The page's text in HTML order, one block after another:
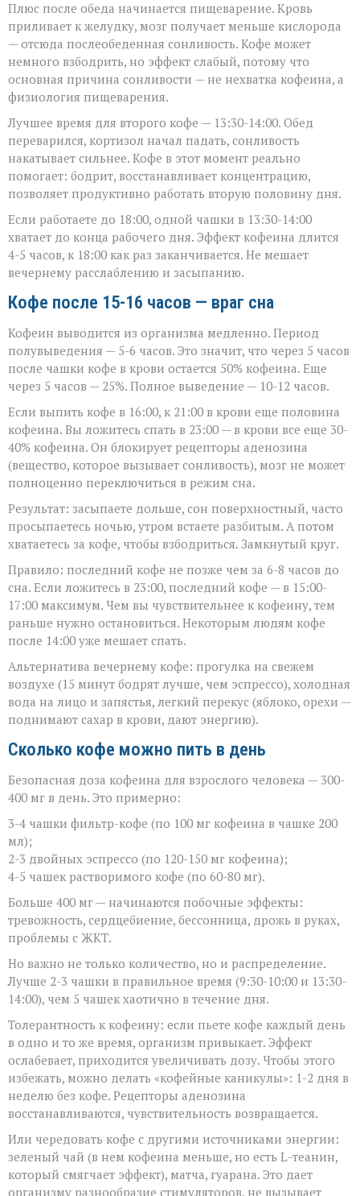
Плюс после обеда начинается пищеварение. Кровь
приливает к желудку, мозг получает меньше кислорода
— отсюда послеобеденная сонливость. Кофе может
немного взбодрить, но эффект слабый, потому что
основная причина сонливости — не нехватка кофеина, а
физиология пищеварения.
Лучшее время для второго кофе — 13:30-14:00. Обед
переварился, кортизол начал падать, сонливость
накатывает сильнее. Кофе в этот момент реально
помогает: бодрит, восстанавливает концентрацию,
позволяет продуктивно работать вторую половину дня.
Если работаете до 18:00, одной чашки в 13:30-14:00
хватает до конца рабочего дня. Эффект кофеина длится
4-5 часов, к 18:00 как раз заканчивается. Не мешает
вечернему расслаблению и засыпанию.
Кофе после 15-16 часов — враг сна
Кофеин выводится из организма медленно. Период
полувыведения — 5-6 часов. Это значит, что через 5 часов
после чашки кофе в крови остается 50% кофеина. Еще
через 5 часов — 25%. Полное выведение — 10-12 часов.
Если выпить кофе в 16:00, к 21:00 в крови еще половина
кофеина. Вы ложитесь спать в 23:00 — в крови все еще 30-
40% кофеина. Он блокирует рецепторы аденозина
(вещество, которое вызывает сонливость), мозг не может
полноценно переключиться в режим сна.
Результат: засыпаете дольше, сон поверхностный, часто
просыпаетесь ночью, утром встаете разбитым. А потом
хватаетесь за кофе, чтобы взбодриться. Замкнутый круг.
Правило: последний кофе не позже чем за 6-8 часов до
сна. Если ложитесь в 23:00, последний кофе — в 15:00-
17:00 максимум. Чем вы чувствительнее к кофеину, тем
раньше нужно остановиться. Некоторым людям кофе
после 14:00 уже мешает спать.
Альтернатива вечернему кофе: прогулка на свежем
воздухе (15 минут бодрят лучше, чем эспрессо), холодная
вода на лицо и запястья, легкий перекус (яблоко, орехи —
поднимают сахар в крови, дают энергию).
Сколько кофе можно пить в день
Безопасная доза кофеина для взрослого человека — 300-
400 мг в день. Это примерно:
3-4 чашки фильтр-кофе (по 100 мг кофеина в чашке 200
мл);
2-3 двойных эспрессо (по 120-150 мг кофеина);
4-5 чашек растворимого кофе (по 60-80 мг).
Больше 400 мг — начинаются побочные эффекты:
тревожность, сердцебиение, бессонница, дрожь в руках,
проблемы с ЖКТ.
Но важно не только количество, но и распределение.
Лучше 2-3 чашки в правильное время (9:30-10:00 и 13:30-
14:00), чем 5 чашек хаотично в течение дня.
Толерантность к кофеину: если пьете кофе каждый день
в одно и то же время, организм привыкает. Эффект
ослабевает, приходится увеличивать дозу. Чтобы этого
избежать, можно делать «кофейные каникулы»: 1-2 дня в
неделю без кофе. Рецепторы аденозина
восстанавливаются, чувствительность возвращается.
Или чередовать кофе с другими источниками энергии:
зеленый чай (в нем кофеина меньше, но есть L-теанин,
который смягчает эффект), матча, гуарана. Это дает
организму разнообразие стимуляторов, не вызывает